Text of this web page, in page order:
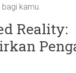
kamu.
Reality: